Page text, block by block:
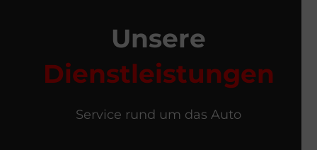
Unsere
Dienstleistungen
Service rund um das Auto